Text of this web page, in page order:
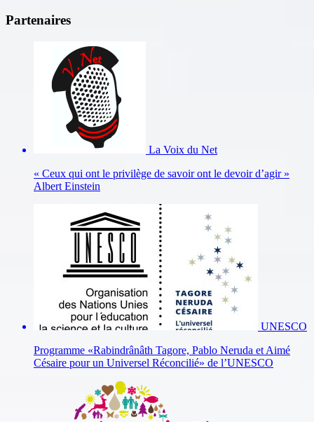
Partenaires
La Voix du Net
« Ceux qui ont le privilège de savoir ont le devoir d’agir »
Albert Einstein
UNESCO
Programme «Rabindrânâth Tagore, Pablo Neruda et Aimé
Césaire pour un Universel Réconcilié» de l’UNESCO